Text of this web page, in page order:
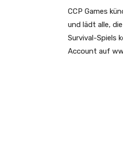
CCP Games
und lädt alle,
Survival-Spiels
Account auf